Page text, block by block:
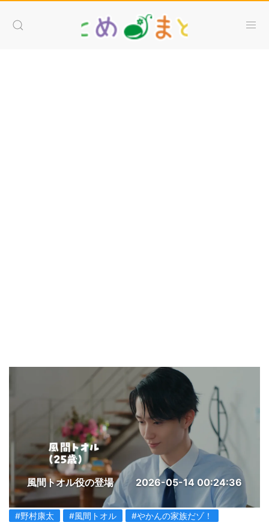
風間トオル役の登場 2026-05-14 00:24:36
#野村康太 #風間トオル #やかんの家族だゾ！